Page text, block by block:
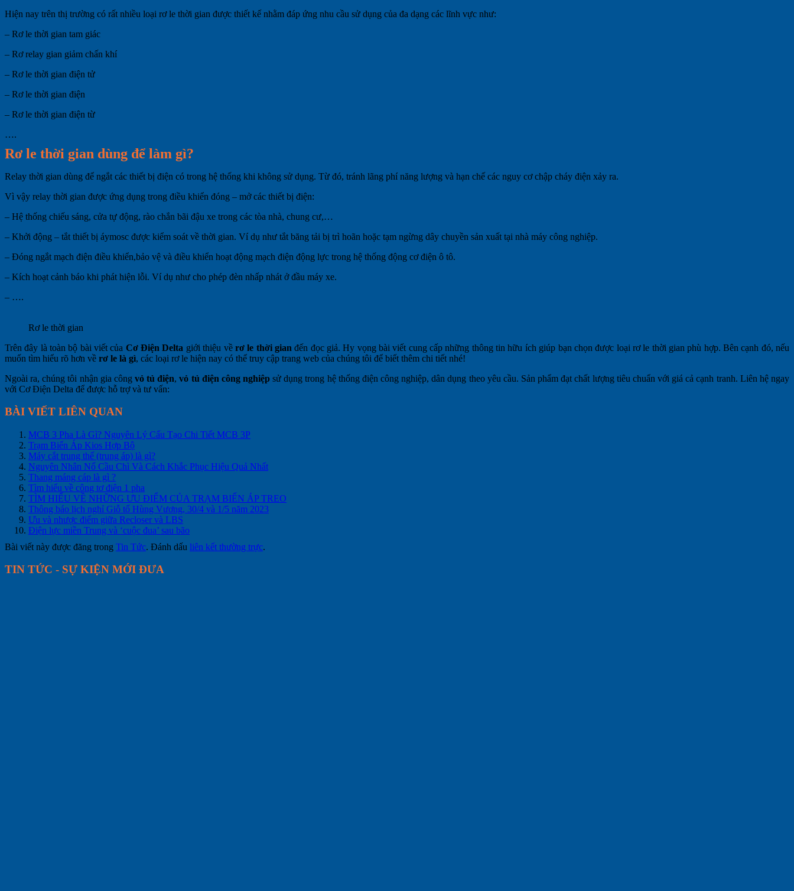
Hiện nay trên thị trường có rất nhiều loại rơ le thời gian được thiết kế nhằm đáp ứng nhu cầu sử dụng của đa dạng các lĩnh vực như:
– Rơ le thời gian tam giác
– Rơ relay gian giảm chấn khí
– Rơ le thời gian điện tử
– Rơ le thời gian điện
– Rơ le thời gian điện từ
….
Rơ le thời gian dùng để làm gì?
Relay thời gian dùng để ngắt các thiết bị điện có trong hệ thống khi không sử dụng. Từ đó, tránh lãng phí năng lượng và hạn chế các nguy cơ chập cháy điện xảy ra.
Vì vậy relay thời gian được ứng dụng trong điều khiển đóng – mở các thiết bị điện:
– Hệ thống chiếu sáng, cửa tự động, rào chắn bãi đậu xe trong các tòa nhà, chung cư,…
– Khởi động – tắt thiết bị áymosc được kiểm soát về thời gian. Ví dụ như tắt băng tải bị trì hoãn hoặc tạm ngừng dây chuyền sản xuất tại nhà máy công nghiệp.
– Đóng ngắt mạch điện điều khiển,bảo vệ và điều khiển hoạt động mạch điện động lực trong hệ thống động cơ điện ô tô.
– Kích hoạt cảnh báo khi phát hiện lỗi. Ví dụ như cho phép đèn nhấp nhát ở đầu máy xe.
– ….
Rơ le thời gian
Trên đây là toàn bộ bài viết của Cơ Điện Delta giới thiệu về rơ le thời gian đến đọc giả. Hy vọng bài viết cung cấp những thông tin hữu ích giúp bạn chọn được loại rơ le thời gian phù hợp. Bên cạnh đó, nếu
muốn tìm hiểu rõ hơn về rơ le là gì, các loại rơ le hiện nay có thể truy cập trang web của chúng tôi để biết thêm chi tiết nhé!
Ngoài ra, chúng tôi nhận gia công vỏ tủ điện,vỏ tủ điện công nghiệp sử dụng trong hệ thống điện công nghiệp, dân dụng theo yêu cầu. Sản phẩm đạt chất lượng tiêu chuẩn với giá cả cạnh tranh. Liên hệ ngay
với Cơ Điện Delta để được hỗ trợ và tư vấn:
BÀI VIẾT LIÊN QUAN
MCB 3 Pha Là Gì? Nguyên Lý Cấu Tạo Chi Tiết MCB 3P
Trạm Biến Áp Kios Hợp Bộ
Máy cắt trung thế (trung áp) là gì?
Nguyên Nhân Nổ Cầu Chì Và Cách Khắc Phục Hiệu Quả Nhất
Thang máng cáp là gì ?
Tìm hiểu về công tơ điện 1 pha
TÌM HIỂU VỀ NHỮNG ƯU ĐIỂM CỦA TRẠM BIẾN ÁP TREO
Thông báo lịch nghỉ Giỗ tổ Hùng Vương, 30/4 và 1/5 năm 2023
Ưu và nhược điểm giữa Recloser và LBS
Điện lực miền Trung và ‘cuộc đua’ sau bão
Bài viết này được đăng trong Tin Tức. Đánh dấu liên kết thường trực.
TIN TỨC - SỰ KIỆN MỚI ĐƯA